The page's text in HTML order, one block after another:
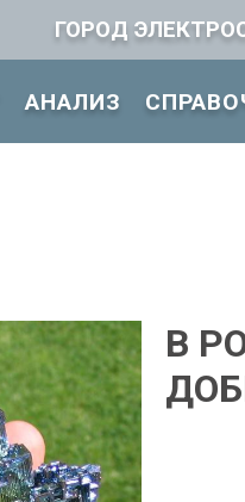
ГОРОД
АНАЛИЗ
В